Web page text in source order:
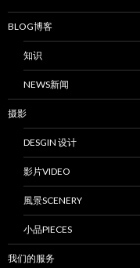
BLOG博客
知识
NEWS新闻
摄影
DESGIN 设计
影片VIDEO
風景SCENERY
小品PIECES
我们的服务